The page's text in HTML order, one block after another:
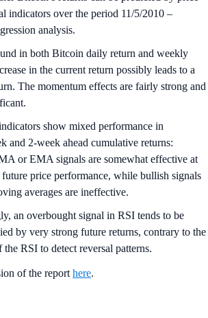
indicators over the period 11/5/2010 –
analysis.
in both Bitcoin daily return and weekly
in the current return possibly leads to a
The momentum effects are fairly strong and
show mixed performance in
and 2-week ahead cumulative returns:
or EMA signals are somewhat effective at
price performance, while bullish signals
averages are ineffective.
an overbought signal in RSI tends to be
by very strong future returns, contrary to the
the RSI to detect reversal patterns.
of the report here.